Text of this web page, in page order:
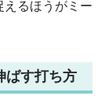
えるほうがミー
ばす打ち方